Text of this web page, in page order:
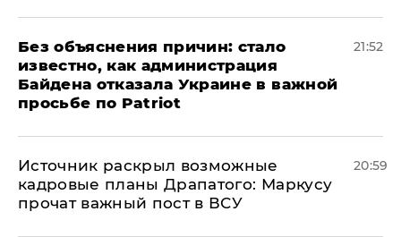
Без объяснения причин: стало
известно, как администрация
Байдена отказала Украине в важной
просьбе по Patriot
21:52
​Источник раскрыл возможные
кадровые планы Драпатого: Маркусу
прочат важный пост в ВСУ
20:59